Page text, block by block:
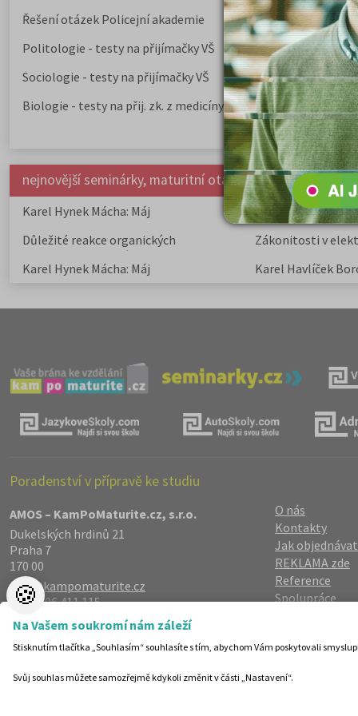
Řešení otázek Policejní akademie
Politologie - testy na přijímačky VŠ
Sociologie - testy na přijímačky VŠ
Biologie - testy na přij. zk. z medicíny
nejnovější seminárky, maturitní otázky a čtenářsky deník
Karel Hynek Mácha: Máj
Karel Havlíček
elegie
Důležité reakce organických
sloučenin a jejich význam
Zákonitosti v
Karel Hynek Mácha: Máj
Karel Havlíček
Poradenství v přípravě ke studiu
AMOS – KamPoMaturite.cz, s.r.o.
Dukelských hrdinů 21
Praha 7
170 00
info@kampomaturite.cz
+420 606 411 115
O nás
Kontakty
Jak objednávat
REKLAMA zde
Reference
Spolupráce
Helpdesk
🍪
Na Vašem soukromí nám záleží
Stisknutím tlačítka „Souhlasím“ souhlasíte s tím, abychom Vám poskytovali
Svůj souhlas můžete samozřejmě kdykoli změnit v části „Nastavení“.